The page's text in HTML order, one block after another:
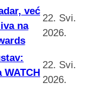
već
na
22. Svi.
2026.
22. Svi.
2026.